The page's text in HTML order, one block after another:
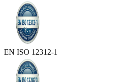
EN ISO 12312-1